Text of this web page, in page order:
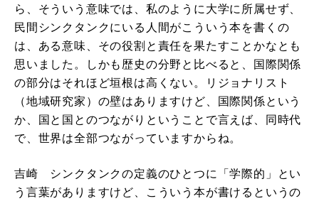
ら、そういう意味では、私のように大学に所属せず、
民間シンクタンクにいる人間がこういう本を書くの
は、ある意味、その役割と責任を果たすことかなとも
思いました。しかも歴史の分野と比べると、国際関係
の部分はそれほど垣根は高くない。リジョナリスト
（地域研究家）の壁はありますけど、国際関係という
か、国と国とのつながりということで言えば、同時代
で、世界は全部つながっていますからね。
吉崎 シンクタンクの定義のひとつに「学際的」とい
う言葉がありますけど、こういう本が書けるというの